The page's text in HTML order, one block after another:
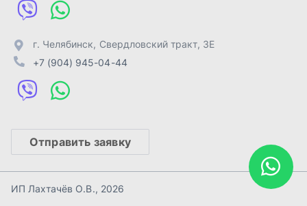
ИП Лахтачёв О.В.
Разработка -